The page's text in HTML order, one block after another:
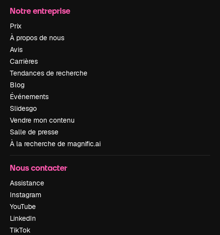
Notre entreprise
Prix
À propos de nous
Avis
Carrières
Tendances de recherche
Blog
Événements
Slidesgo
Vendre mon contenu
Salle de presse
À la recherche de magnific.ai
Nous contacter
Assistance
Instagram
YouTube
LinkedIn
TikTok